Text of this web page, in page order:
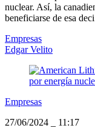
nuclear. Así, la
beneficiarse de esa
Empresas
Edgar Velito
Empresas
27/06/2024
11:17